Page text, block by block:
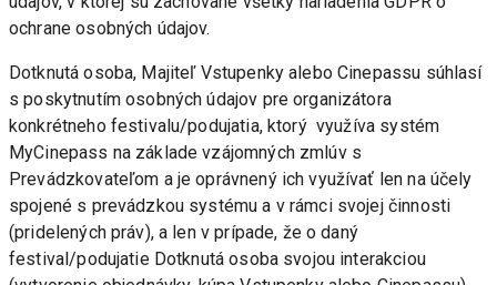
ochrane osobných údajov.
Dotknutá osoba, Majiteľ Vstupenky alebo Cinepassu súhlasí
s poskytnutím osobných údajov pre organizátora
konkrétneho festivalu/podujatia, ktorý  využíva systém
MyCinepass na základe vzájomných zmlúv s
Prevádzkovateľom a je oprávnený ich využívať len na účely
spojené s prevádzkou systému a v rámci svojej činnosti
(pridelených práv), a len v prípade, že o daný
festival/podujatie Dotknutá osoba svojou interakciou